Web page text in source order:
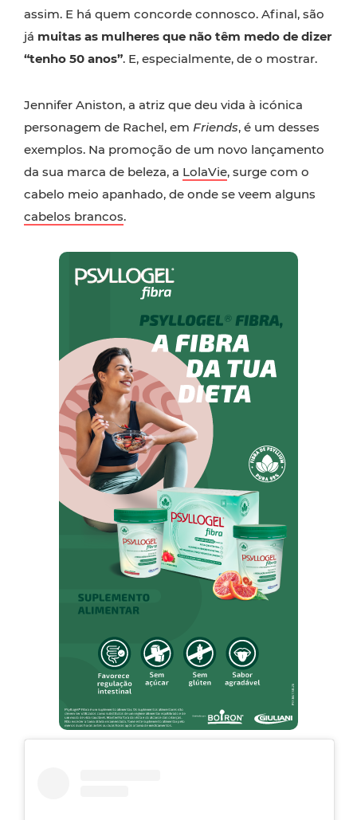
assim. E há quem concorde connosco. Afinal, são
já muitas as mulheres que não têm medo de dizer
“tenho 50 anos”. E, especialmente, de o mostrar.
Jennifer Aniston, a atriz que deu vida à icónica
personagem de Rachel, em Friends, é um desses
exemplos. Na promoção de um novo lançamento
da sua marca de beleza, a LolaVie, surge com o
cabelo meio apanhado, de onde se veem alguns
cabelos brancos.